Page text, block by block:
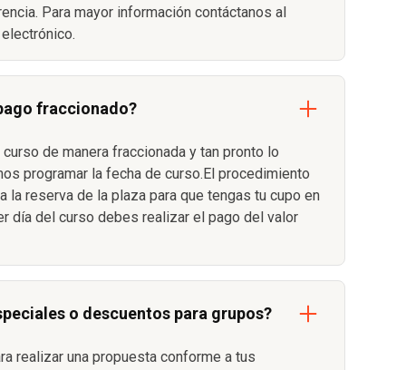
Para mayor información contáctanos al
fraccionado?
de manera fraccionada y tan pronto lo
programar la fecha de curso.El procedimiento
la reserva de la plaza para que tengas tu cupo en
día del curso debes realizar el pago del valor
o descuentos para grupos?
realizar una propuesta conforme a tus